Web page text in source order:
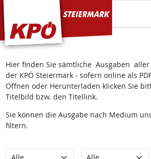
KPÖ Steiermark
Hier finden Sie sämtliche Ausgaben aller
der KPÖ Steiermark - sofern online als
Öffnen oder Herunterladen klicken Sie
Titelbild bzw. den Titellink.
Sie können die Ausgabe nach Medium
filtern.
Kategorie Erscheinungsjahr